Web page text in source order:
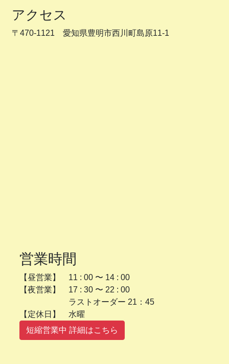
アクセス
〒470-1121 愛知県豊明市西川町島原11-1
営業時間
【昼営業】 11 : 00 〜 14 : 00
【夜営業】 17 : 30 〜 22 : 00
ラストオーダー 21：45
【定休日】 水曜
短縮営業中 詳細はこちら